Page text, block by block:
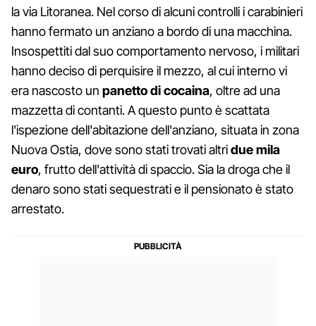
la via Litoranea. Nel corso di alcuni controlli i carabinieri
hanno fermato un anziano a bordo di una macchina.
Insospettiti dal suo comportamento nervoso, i militari
hanno deciso di perquisire il mezzo, al cui interno vi
era nascosto un panetto di cocaina, oltre ad una
mazzetta di contanti. A questo punto è scattata
l'ispezione dell'abitazione dell'anziano, situata in zona
Nuova Ostia, dove sono stati trovati altridue mila
euro, frutto dell'attività di spaccio. Sia la droga che il
denaro sono stati sequestrati e il pensionato è stato
arrestato.